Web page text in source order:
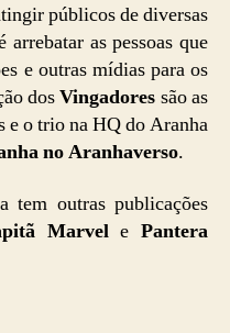
públicos de diversas
as pessoas que
e outras mídias para os
dosVingadores são as
e o trio na HQ do Aranha
no Aranhaverso.
tem outras publicações
MarvelePantera